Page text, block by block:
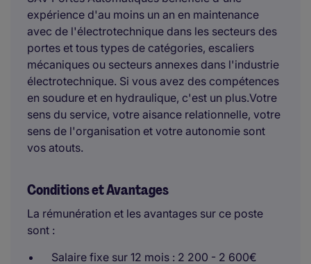
expérience d'au moins un an en maintenance
avec de l'électrotechnique dans les secteurs des
portes et tous types de catégories, escaliers
mécaniques ou secteurs annexes dans l'industrie
électrotechnique. Si vous avez des compétences
en soudure et en hydraulique, c'est un plus.Votre
sens du service, votre aisance relationnelle, votre
sens de l'organisation et votre autonomie sont
vos atouts.
Conditions et Avantages
La rémunération et les avantages sur ce poste
sont :
Salaire fixe sur 12 mois : 2 200 - 2 600€